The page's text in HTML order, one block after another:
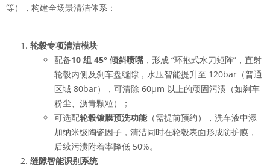
等），构建全场景清洁体系：
轮毂专项清洁模块
配备10 组 45° 倾斜喷嘴，形成 “环抱式水刀矩阵”，直射
轮毂内侧及刹车盘缝隙，水压智能提升至 120bar（普通
区域 80bar），可清除 60μm 以上的顽固污渍（如刹车
粉尘、沥青颗粒）；
可选配轮毂镀膜预洗功能（需提前预约），洗车液中添
加纳米级陶瓷因子，清洁同时在轮毂表面形成防护膜，
后续污渍附着率降低 50%。
缝隙智能识别系统